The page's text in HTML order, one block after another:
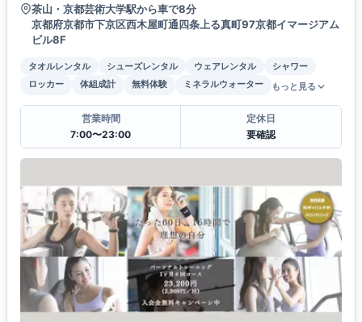
茶山・京都芸術大学駅から車で8分
京都府京都市下京区西木屋町通四条上る真町97京都イマージアム
ビル8F
タオルレンタル シューズレンタル ウェアレンタル
シャワー
ロッカー
体組成計 無料体験 ミネラルウォーター もっと見る
営業時間
7:00〜23:00
定休日
要確認